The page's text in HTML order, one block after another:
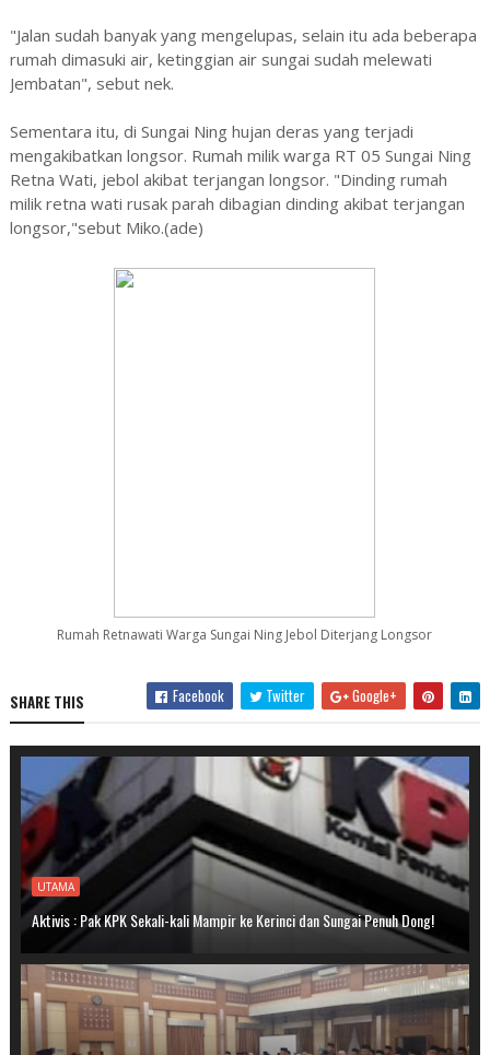
"Jalan sudah banyak yang mengelupas, selain itu ada beberapa
rumah dimasuki air, ketinggian air sungai sudah melewati
Jembatan", sebut nek.
Sementara itu, di Sungai Ning hujan deras yang terjadi
mengakibatkan longsor. Rumah milik warga RT 05 Sungai Ning
Retna Wati, jebol akibat terjangan longsor. "Dinding rumah
milik retna wati rusak parah dibagian dinding akibat terjangan
longsor,"sebut Miko.(ade)
Rumah Retnawati Warga Sungai Ning Jebol Diterjang Longsor
SHARE THIS Facebook Twitter Google+
UTAMA
Aktivis : Pak KPK Sekali-kali Mampir ke Kerinci dan Sungai Penuh Dong!